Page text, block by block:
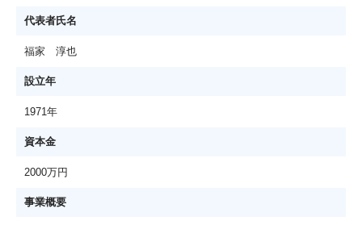
代表者氏名
福家 淳也
設立年
1971年
資本金
2000万円
事業概要